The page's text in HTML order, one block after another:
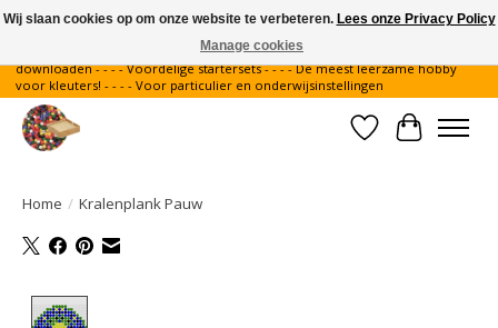
Gratis verzending binnen Nederland - - - - Legvoorbeelden gratis te
downloaden - - - - Voordelige startersets - - - - De meest leerzame hobby
voor kleuters! - - - - Voor particulier en onderwijsinstellingen
Verlanglijst
Home / Kralenplank Pauw
Wij slaan cookies op om onze website te verbeteren. Lees onze Privacy Policy
Manage cookies